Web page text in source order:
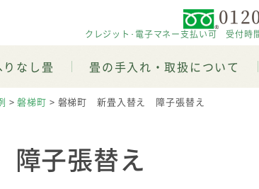
クレジット･電子マネー支払い可 受付時
りなし畳 畳の手入れ・取扱について
>磐梯町 > 磐梯町 新畳入替え 障子張替え
子張替え